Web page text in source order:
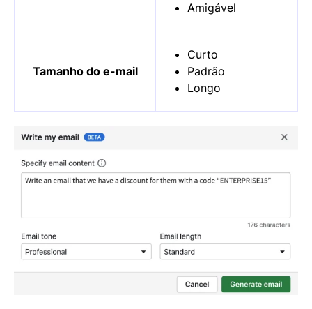
Amigável
Tamanho do e-mail
Curto
Padrão
Longo